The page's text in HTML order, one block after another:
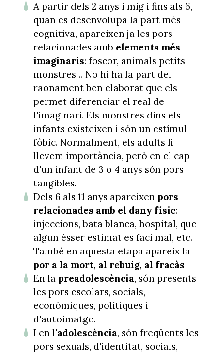
A partir dels 2 anys i mig i fins als 6,
quan es desenvolupa la part més
cognitiva, apareixen ja les pors
relacionades amb elements més
imaginaris: foscor, animals petits,
monstres… No hi ha la part del
raonament ben elaborat que els
permet diferenciar el real de
l'imaginari. Els monstres dins els
infants existeixen i són un estímul
fòbic. Normalment, els adults li
llevem importància, però en el cap
d'un infant de 3 o 4 anys són pors
tangibles.
Dels 6 als 11 anys apareixen pors
relacionades amb el dany físic:
injeccions, bata blanca, hospital, que
algun ésser estimat es faci mal, etc.
També en aquesta etapa apareix la
por a la mort, al rebuig, al fracàs
En la preadolescència, són presents
les pors escolars, socials,
econòmiques, polítiques i
d'autoimatge.
I en l'adolescència, són freqüents les
pors sexuals, d'identitat, socials,